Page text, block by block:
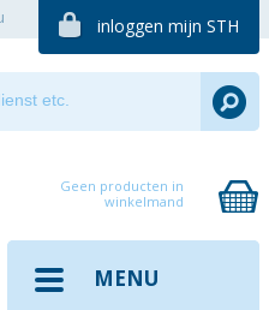
inloggen mijn STH
Geen producten in
winkelmand
MENU